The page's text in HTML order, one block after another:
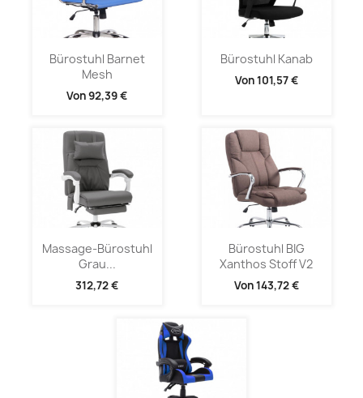
Bürostuhl Barnet
Mesh
Von92,39 €
Bürostuhl Kanab
Von101,57 €
Massage-Bürostuhl
Grau...
312,72 €
Bürostuhl BIG
Xanthos Stoff V2
Von143,72 €